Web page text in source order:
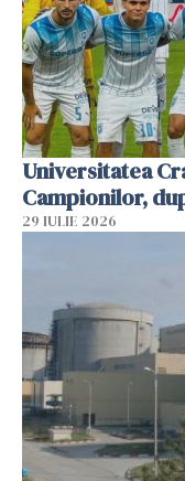
Universitatea
Campionilor,
29 IULIE 2026